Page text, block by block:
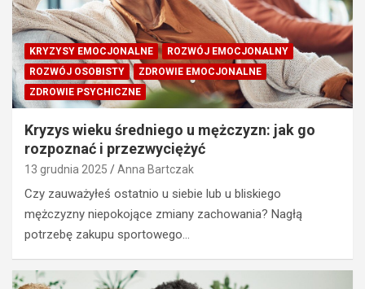
KRYZYSY EMOCJONALNE
ROZWÓJ EMOCJONALNY
ROZWÓJ OSOBISTY
ZDROWIE EMOCJONALNE
ZDROWIE PSYCHICZNE
Kryzys wieku średniego u mężczyzn: jak go
rozpoznać i przezwyciężyć
13 grudnia 2025 Anna Bartczak
Czy zauważyłeś ostatnio u siebie lub u bliskiego
mężczyzny niepokojące zmiany zachowania? Nagłą
potrzebę zakupu sportowego…